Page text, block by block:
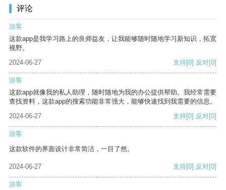
评论
游客
这款app是我学习路上的良师益友，让我能够随时随地学习新知识，拓宽
视野。
2024-06-27
支持[0] 反对[0]
游客
这款app就像我的私人助理，随时随地为我的办公提供帮助。我经常需要
查找资料，这款app的搜索功能非常强大，能够快速找到我需要的信息。
2024-06-27
支持[0] 反对[0]
游客
这款软件的界面设计非常简洁，一目了然。
2024-06-27 支持[0] 反对[0]
游客